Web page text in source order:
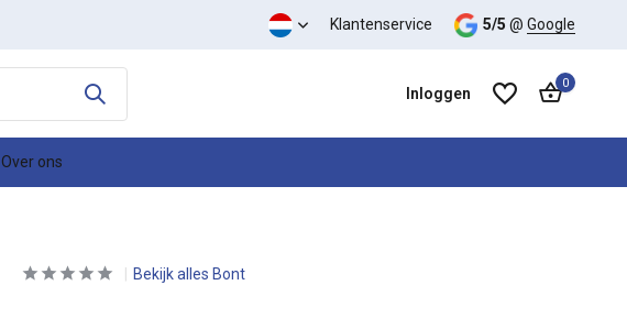
Klantenservice 5/5 @ Google
Inloggen
0
Over ons
Bekijk alles Bont